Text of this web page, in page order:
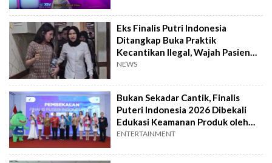
Eks Finalis Putri Indonesia
Ditangkap Buka Praktik
Kecantikan Ilegal, Wajah Pasien
Bernanah
NEWS
Bukan Sekadar Cantik, Finalis
Puteri Indonesia 2026 Dibekali
Edukasi Keamanan Produk oleh
BPOM
ENTERTAINMENT